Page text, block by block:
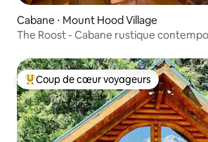
Cabane ⋅ Mount Hood Village
The Roost - Cabane rustique
Coups de cœur voyageurs les plus
Coup de cœur voyageurs